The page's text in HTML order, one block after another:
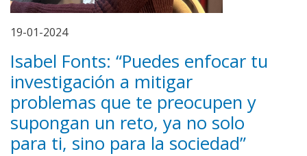
19-01-2024
Isabel Fonts: “Puedes enfocar tu
investigación a mitigar
problemas que te preocupen y
supongan un reto, ya no solo
para ti, sino para la sociedad”